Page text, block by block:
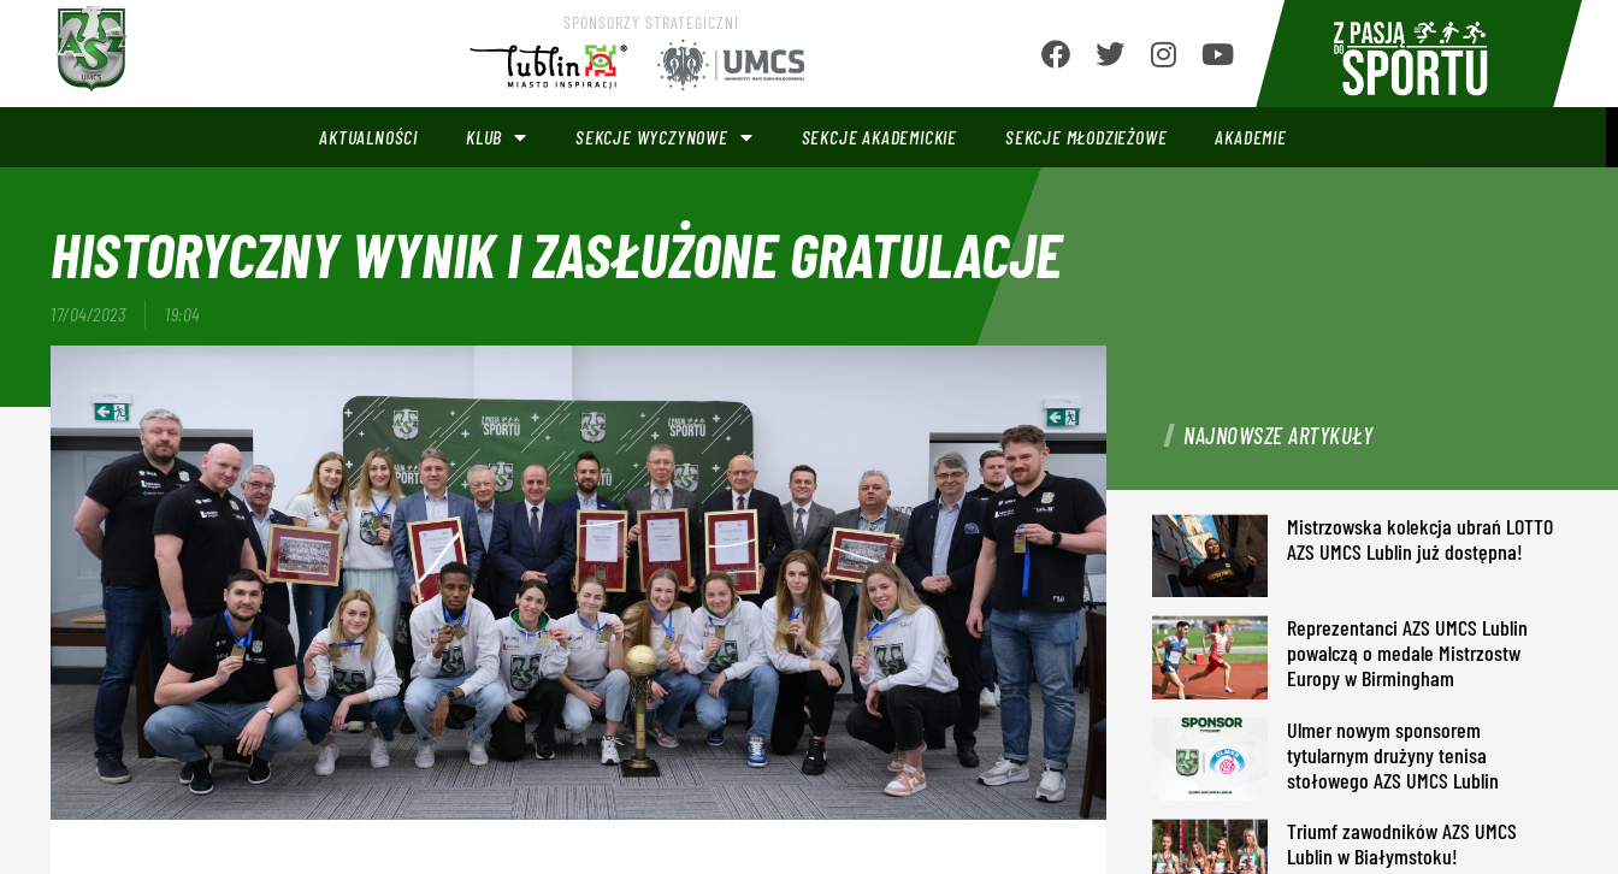
SPONSORZY STRATEGICZNI
AKTUALNOŚCI KLUB SEKCJE WYCZYNOWE SEKCJE AKADEMICKIE SEKCJE MŁODZIEŻOWE AKADEMIE
HISTORYCZNY WYNIK I ZASŁUŻONE GRATULACJE
17/04/2023 19:04
NAJNOWSZE ARTYKUŁY
Mistrzowska kolekcja ubrań LOTTO
AZS UMCS Lublin już dostępna!
Reprezentanci AZS UMCS Lublin
powalczą o medale Mistrzostw
Europy w Birmingham
Ulmer nowym sponsorem
tytularnym drużyny tenisa
stołowego AZS UMCS Lublin
Triumf zawodników AZS UMCS
Lublin w Białymstoku!